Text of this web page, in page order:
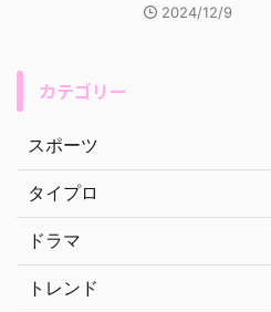
2024/12/9
カテゴリー
スポーツ
タイプロ
ドラマ
トレンド